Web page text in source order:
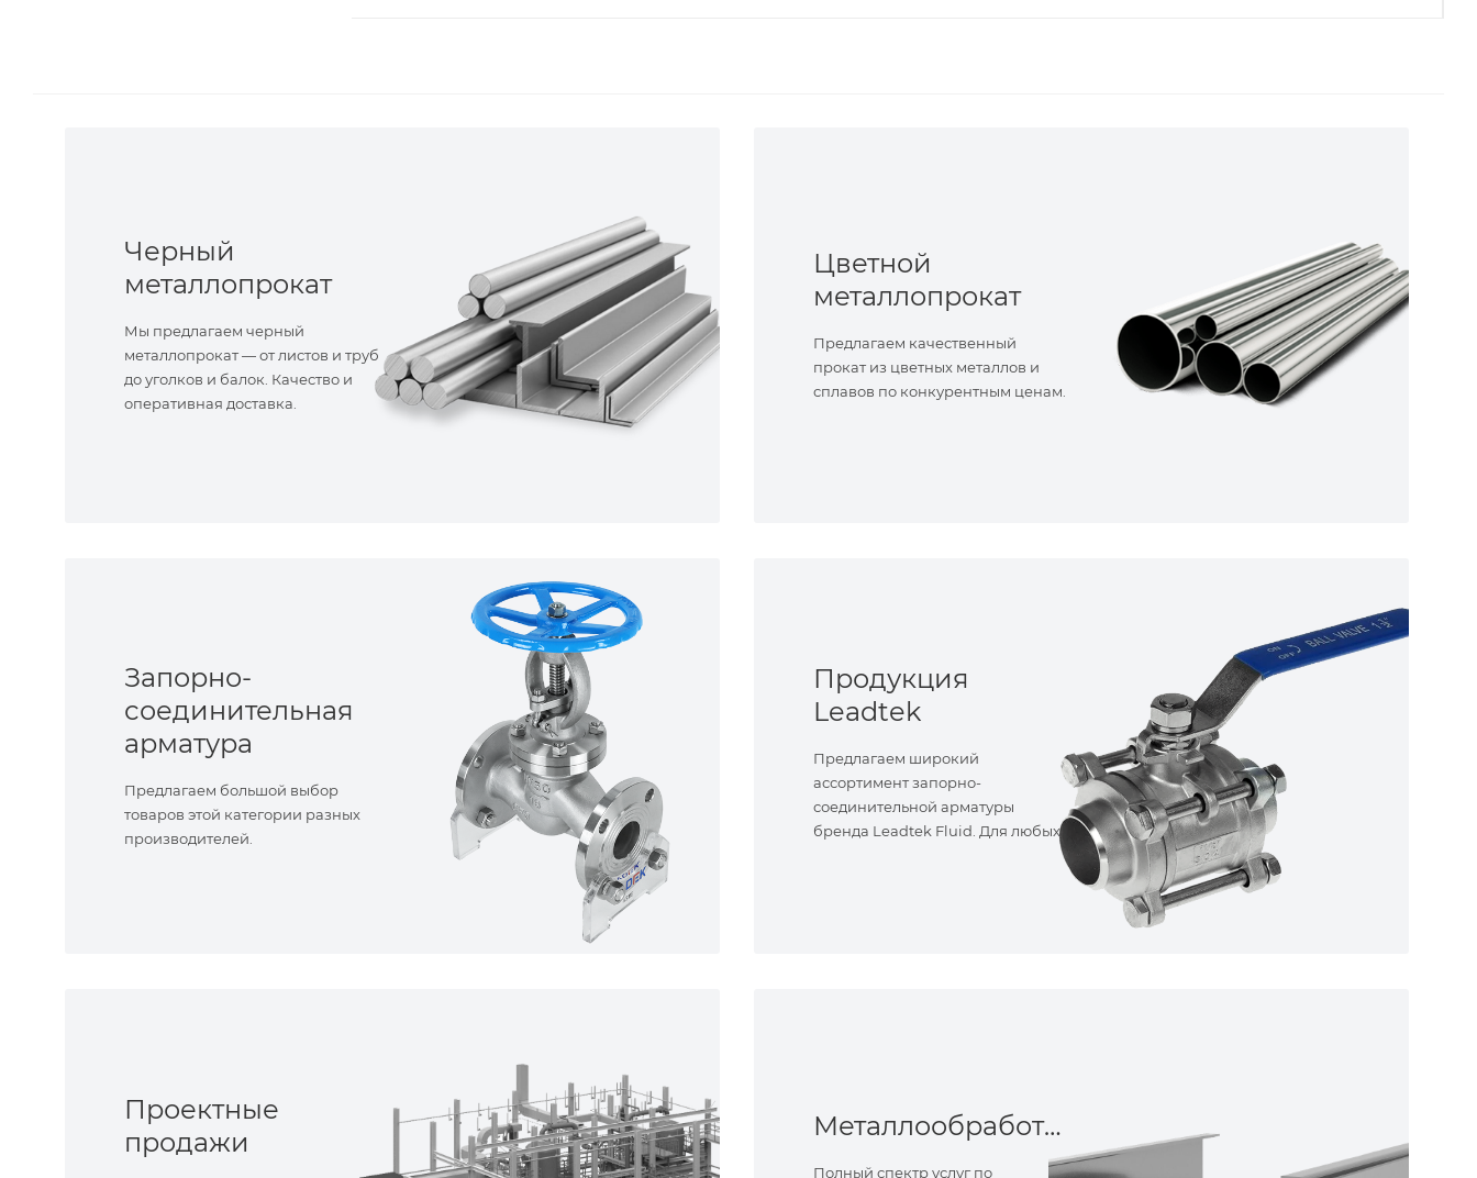
Черный
металлопрокат
Мы предлагаем черный
металлопрокат — от листов и труб
до уголков и балок. Качество и
оперативная доставка.
Цветной
металлопрокат
Предлагаем качественный
прокат из цветных металлов и
сплавов по конкурентным ценам.
Запорно-
соединительная
арматура
Предлагаем большой выбор
товаров этой категории разных
производителей.
Продукция
Leadtek
Предлагаем широкий
ассортимент запорно-
соединительной арматуры
бренда Leadtek Fluid. Для любых
Проектные
продажи
Металлообработка
Полный спектр услуг по